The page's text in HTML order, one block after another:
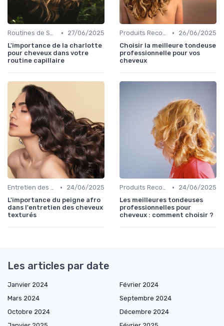
Routines de Soins Capillaires •
27/06/2025
L'importance de la charlotte
pour cheveux dans votre
routine capillaire
Produits Recommandés •
26/06/2025
Choisir la meilleure tondeuse
professionnelle pour vos
cheveux
Entretien des Différents Types de Cheveux •
24/06/2025
L'importance du peigne afro
dans l'entretien des cheveux
texturés
Produits Recommandés •
24/06/2025
Les meilleures tondeuses
professionnelles pour
cheveux : comment choisir ?
Les articles par date
Janvier 2024
Février 2024
Mars 2024
Septembre 2024
Octobre 2024
Décembre 2024